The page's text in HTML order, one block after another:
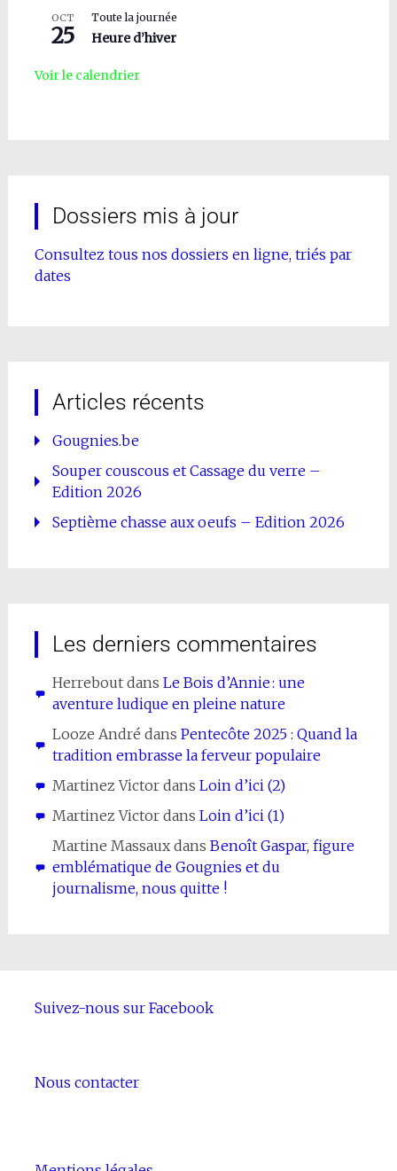
OCT
25
Toute la journée
Heure d’hiver
Voir le calendrier
Dossiers mis à jour
Consultez tous nos dossiers en ligne, triés par
dates
Articles récents
Gougnies.be
Souper couscous et Cassage du verre –
Edition 2026
Septième chasse aux oeufs – Edition 2026
Les derniers commentaires
Herreboutdans Le Bois d’Annie : une
aventure ludique en pleine nature
Looze André dans Pentecôte 2025 : Quand la
tradition embrasse la ferveur populaire
Martinez Victordans Loin d’ici (2)
Martinez Victordans Loin d’ici (1)
Martine Massauxdans Benoît Gaspar, figure
emblématique de Gougnies et du
journalisme, nous quitte !
Suivez-nous sur Facebook
Nous contacter